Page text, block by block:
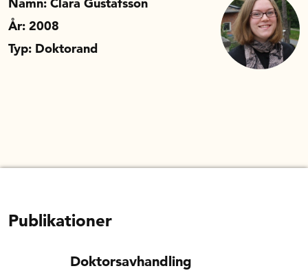
År: 2008
Typ: Doktorand
Publikationer
Doktorsavhandling